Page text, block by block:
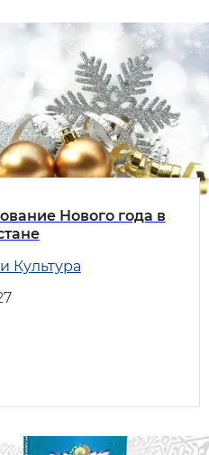
Нового года в
Культура